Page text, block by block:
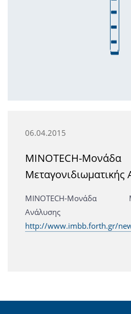
06.04.2015
MINOTECH-Μονάδα
Μεταγονιδιωματικής
MINOTECH-Μονάδα
Ανάλυσης
http://www.imbb.forth.gr/